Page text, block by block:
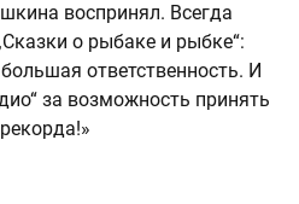
воспринял. Всегда
о рыбаке и рыбке“:
ответственность. И
за возможность принять